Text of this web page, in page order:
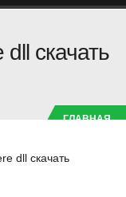
скачать
ГЛАВНАЯ
dll скачать